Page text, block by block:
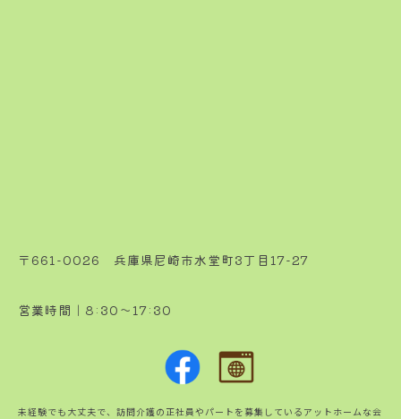
〒661-0026 兵庫県尼崎市水堂町3丁目17-27
営業時間｜8:30～17:30
未経験でも大丈夫で、訪問介護の正社員やパートを募集しているアットホームな会